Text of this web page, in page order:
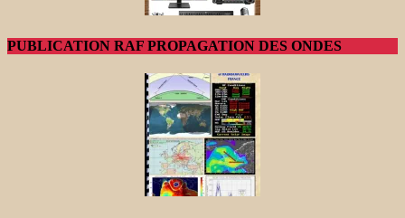
PUBLICATION RAF PROPAGATION DES ONDES